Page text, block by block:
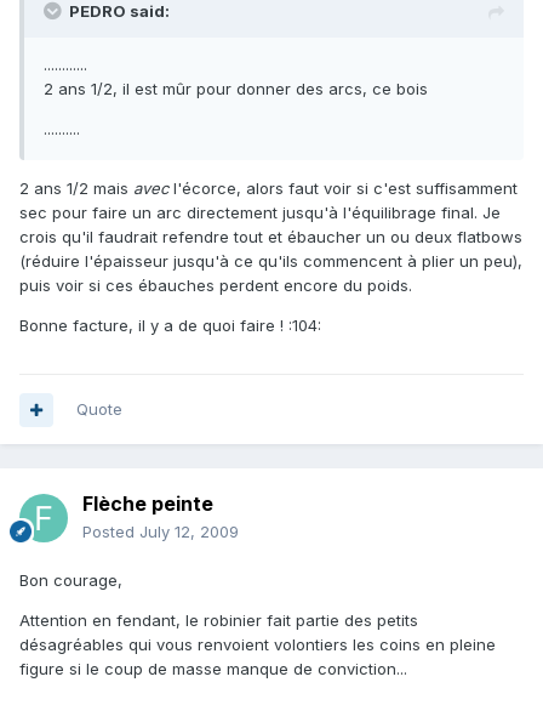
PEDRO said:
............
2 ans 1/2, il est mûr pour donner des arcs, ce bois
..........
2 ans 1/2 mais avecl'écorce, alors faut voir si c'est suffisamment
sec pour faire un arc directement jusqu'à l'équilibrage final. Je
crois qu'il faudrait refendre tout et ébaucher un ou deux flatbows
(réduire l'épaisseur jusqu'à ce qu'ils commencent à plier un peu),
puis voir si ces ébauches perdent encore du poids.
Bonne facture, il y a de quoi faire ! :104:
Quote
Flèche peinte
Posted July 12, 2009
Bon courage,
Attention en fendant, le robinier fait partie des petits
désagréables qui vous renvoient volontiers les coins en pleine
figure si le coup de masse manque de conviction...